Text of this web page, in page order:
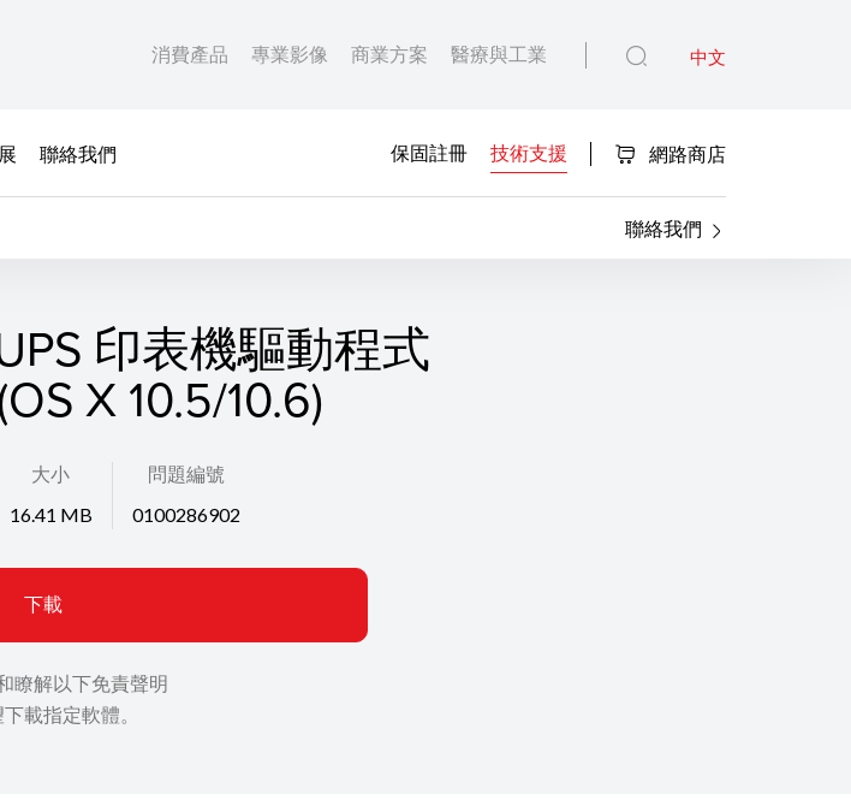
消費產品 專業影像 商業方案 醫療與工業 中文
聯絡我們 保固註冊 技術支援 網路商店
聯絡我們
印表機驅動程式
X 10.5/10.6)
大小
16.41 MB
問題編號
0100286902
下載
瞭解以下免責聲明
載指定軟體。